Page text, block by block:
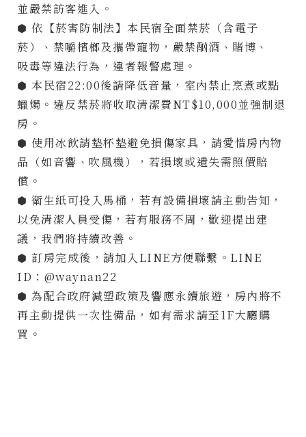
並嚴禁訪客進入。
⬢ 依【菸害防制法】本民宿全面禁菸（含電子
菸）、禁嚼檳榔及攜帶寵物，嚴禁酗酒、賭博、
吸毒等違法行為，違者報警處理。
⬢ 本民宿22:00後請降低音量，室內禁止烹煮或點
蠟燭。違反禁菸將收取清潔費NT$10,000並強制退
房。
⬢ 使用冰飲請墊杯墊避免損傷家具，請愛惜房內物
品（如音響、吹風機），若損壞或遺失需照價賠
償。
⬢ 衛生紙可投入馬桶，若有設備損壞請主動告知，
以免清潔人員受傷，若有服務不周，歡迎提出建
議，我們將持續改善。
⬢ 訂房完成後，請加入LINE方便聯繫。LINE
ID：@waynan22
⬢ 為配合政府減塑政策及響應永續旅遊，房內將不
再主動提供一次性備品，如有需求請至1F大廳購
買。